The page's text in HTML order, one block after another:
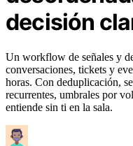
decisión
Un workflow de señales y
conversaciones, tickets y
horas. Con deduplicación,
recurrentes, umbrales por
entiende sin ti en la sala.